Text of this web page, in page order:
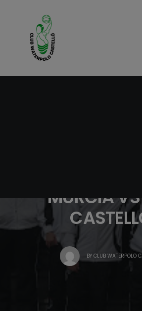
MURCIA
BY CLUB WATERPOLO